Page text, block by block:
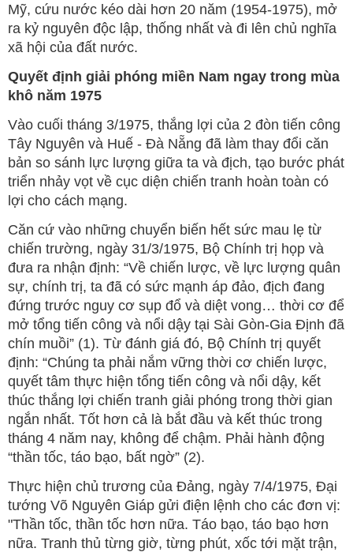
Mỹ, cứu nước kéo dài hơn 20 năm (1954-1975), mở
ra kỷ nguyên độc lập, thống nhất và đi lên chủ nghĩa
xã hội của đất nước.
Quyết định giải phóng miền Nam ngay trong mùa
khô năm 1975
Vào cuối tháng 3/1975, thắng lợi của 2 đòn tiến công
Tây Nguyên và Huế - Đà Nẵng đã làm thay đổi căn
bản so sánh lực lượng giữa ta và địch, tạo bước phát
triển nhảy vọt về cục diện chiến tranh hoàn toàn có
lợi cho cách mạng.
Căn cứ vào những chuyển biến hết sức mau lẹ từ
chiến trường, ngày 31/3/1975, Bộ Chính trị họp và
đưa ra nhận định: “Về chiến lược, về lực lượng quân
sự, chính trị, ta đã có sức mạnh áp đảo, địch đang
đứng trước nguy cơ sụp đổ và diệt vong… thời cơ để
mở tổng tiến công và nổi dậy tại Sài Gòn-Gia Định đã
chín muồi” (1). Từ đánh giá đó, Bộ Chính trị quyết
định: “Chúng ta phải nắm vững thời cơ chiến lược,
quyết tâm thực hiện tổng tiến công và nổi dậy, kết
thúc thắng lợi chiến tranh giải phóng trong thời gian
ngắn nhất. Tốt hơn cả là bắt đầu và kết thúc trong
tháng 4 năm nay, không để chậm. Phải hành động
“thần tốc, táo bạo, bất ngờ” (2).
Thực hiện chủ trương của Đảng, ngày 7/4/1975, Đại
tướng Võ Nguyên Giáp gửi điện lệnh cho các đơn vị:
"Thần tốc, thần tốc hơn nữa. Táo bạo, táo bạo hơn
nữa. Tranh thủ từng giờ, từng phút, xốc tới mặt trận,